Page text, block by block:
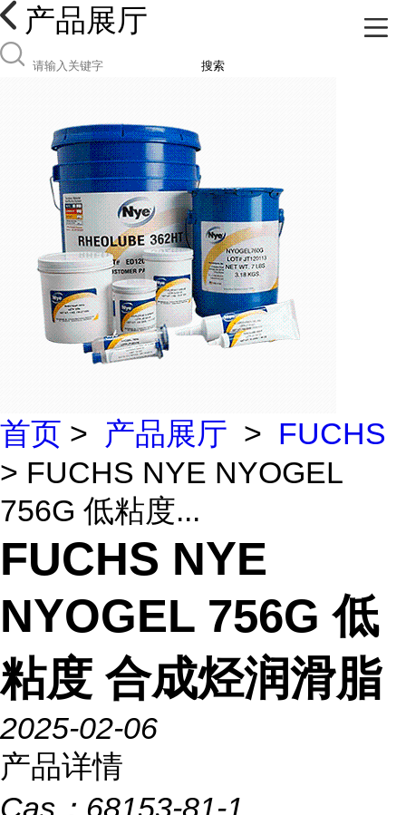
产品展厅
搜索
首页 > 产品展厅 > FUCHS
> FUCHS NYE NYOGEL
756G 低粘度...
FUCHS NYE
NYOGEL 756G 低
粘度 合成烃润滑脂
2025-02-06
产品详情
Cas： 68153-81-1